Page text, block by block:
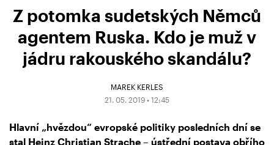
Z potomka sudetských Němců
agentem Ruska. Kdo je muž v
jádru rakouského skandálu?
MAREK KERLES
21. 05. 2019 • 12:45
Hlavní „hvězdou“ evropské politiky posledních dní se
stal Heinz Christian Strache – ústřední postava obřího